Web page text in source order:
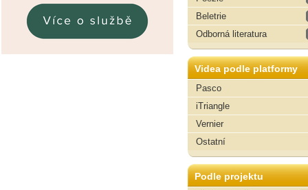
Beletrie
Odborná literatura
Videa podle platformy
Pasco
iTriangle
Vernier
Ostatní
Podle projektu